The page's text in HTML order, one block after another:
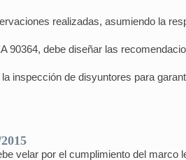
realizadas, asumiendo la
90364, debe diseñar las
inspección de disyuntores para
velar por el cumplimiento del marco